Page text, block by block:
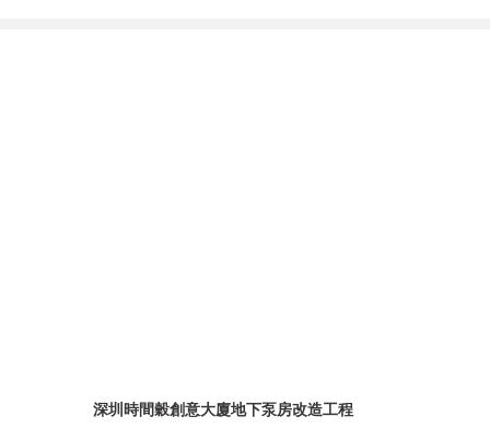
深圳時間穀創意大廈地下泵房改造工程